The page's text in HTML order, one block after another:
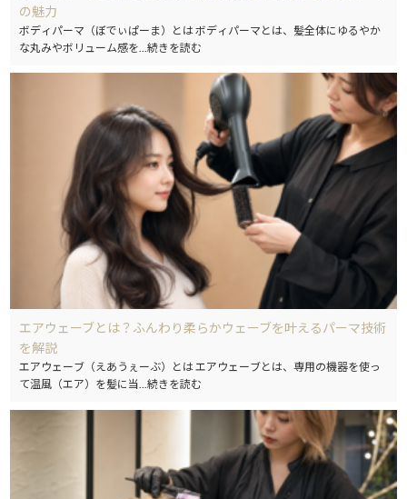
の魅力
ボディパーマ（ぼでぃぱーま）とは ボディパーマとは、髪全体にゆるやか
な丸みやボリューム感を ...続きを読む
エアウェーブとは？ふんわり柔らかウェーブを叶えるパーマ技術
を解説
エアウェーブ（えあうぇーぶ）とは エアウェーブとは、専用の機器を使っ
て温風（エア）を髪に当...続きを読む